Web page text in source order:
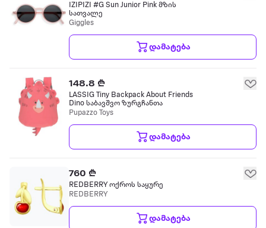
IZIPIZI #G Sun Junior Pink მზის
სათვალე
Giggles
დამატება
148.8 ₾
LASSIG Tiny Backpack About Friends
Dino საბავშვო ზურგჩანთა
Pupazzo Toys
დამატება
760 ₾
REDBERRY ოქროს საყურე
REDBERRY
დამატება